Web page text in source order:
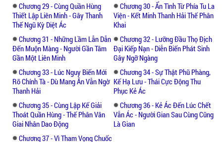
Chương 29 - Cùng Quần Hùng
Thiết Lập Liên Minh - Gây Thanh
Thế Ngũ Kỳ Diệt Ác
Chương 30 - Ẩn Tình Từ Phía Tu La
Viện - Kết Minh Thanh Hải Thế Phân
Khai
Chương 31 - Những Lầm Lẫn Dẫn
Đến Muộn Màng - Người Gần Tâm
Gần Một Liên Minh
Chương 32 - Lưỡng Đầu Thọ Địch
Đại Kiếp Nạn - Diễn Biến Phát Sinh
Gây Ngỡ Ngàng
Chương 33 - Lúc Nguy Biến Mới
Rõ Chính Tà - Dù Mang Ân Vẫn Ngờ
Thanh Hải
Chương 34 - Sự Thật Phũ Phàng,
Kế Hạ Lưu - Thái Cực Động Thu
Phục Kẻ Ác
Chương 35 - Cùng Lập Kế Giải
Thoát Quần Hùng - Thế Phân Vân
Giai Nhân Dao Động
Chương 36 - Kẻ Ác Đến Lúc Chết
Vẫn Ác - Người Gian Sau Cùng Cũng
Là Gian
Chương 37 - Vì Tham Vọng Chuốc